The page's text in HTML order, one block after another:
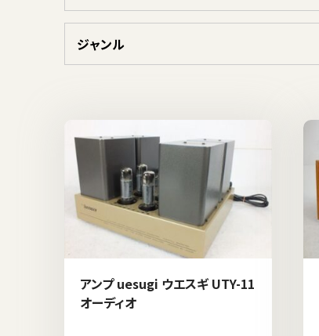
ジャンル
アンプ uesugi ウエスギ UTY-11
オーディオ